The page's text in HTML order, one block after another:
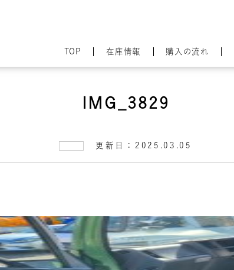
TOP 在庫情報 購入の流れ
IMG_3829
更新日：2025.03.05